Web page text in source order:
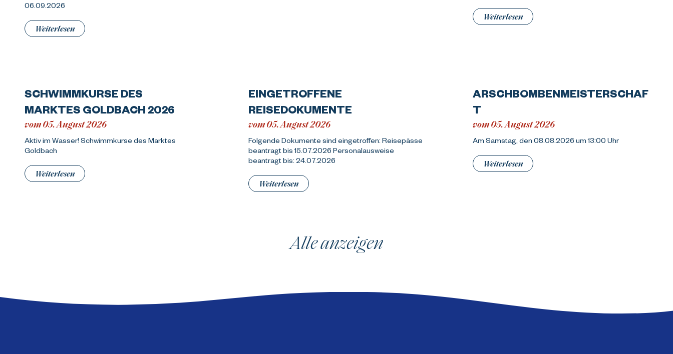
06.09.2026
Weiterlesen
Weiterlesen
SCHWIMMKURSE DES
MARKTES GOLDBACH 2026
vom 05. August 2026
Aktiv im Wasser! Schwimmkurse des Marktes
Goldbach
Weiterlesen
EINGETROFFENE
REISEDOKUMENTE
vom 05. August 2026
Folgende Dokumente sind eingetroffen: Reisepässe
beantragt bis 15.07.2026 Personalausweise
beantragt bis: 24.07.2026
Weiterlesen
ARSCHBOMBENMEISTERSCHAF
T
vom 05. August 2026
Am Samstag, den 08.08.2026 um 13:00 Uhr
Weiterlesen
Alle anzeigen